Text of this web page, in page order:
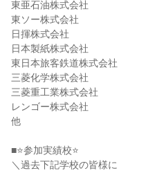
東亜石油株式会社
東ソー株式会社
日揮株式会社
日本製紙株式会社
東日本旅客鉄道株式会社
三菱化学株式会社
三菱重工業株式会社
レンゴー株式会社
他
■⭐参加実績校⭐
＼過去下記学校の皆様に